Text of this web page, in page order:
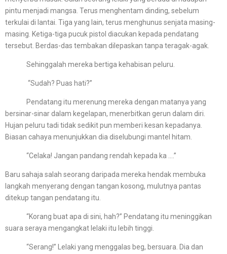
pintu menjadi mangsa. Terus menghentam dinding, sebelum
terkulai di lantai. Tiga yang lain, terus menghunus senjata masing-
masing. Ketiga-tiga pucuk pistol diacukan kepada pendatang
tersebut. Berdas-das tembakan dilepaskan tanpa teragak-agak.
Sehinggalah mereka bertiga kehabisan peluru.
“Sudah? Puas hati?”
Pendatang itu merenung mereka dengan matanya yang
bersinar-sinar dalam kegelapan, menerbitkan gerun dalam diri.
Hujan peluru tadi tidak sedikit pun memberi kesan kepadanya.
Biasan cahaya menunjukkan dia diselubungi mantel hitam.
“Celaka! Jangan pandang rendah kepada ka ….”
Baru sahaja salah seorang daripada mereka hendak membuka
langkah menyerang dengan tangan kosong, mulutnya pantas
ditekup tangan pendatang itu.
“Korang buat apa di sini, hah?” Pendatang itu meninggikan
suara seraya mengangkat lelaki itu lebih tinggi.
“Serang!” Lelaki yang menggalas beg, bersuara. Dia dan